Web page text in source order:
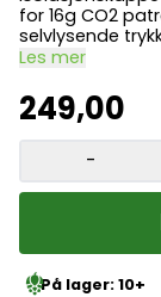
for 16g CO2
selvlysende
Les mer
249,00
-
På lager: 10+